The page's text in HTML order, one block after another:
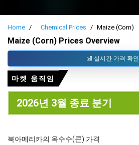
Home Chemical Prices Maize (Corn)
Maize (Corn) Prices Overview
실시간 가격 확인
마켓 움직임
2026년 3월 종료 분기
북아메리카의 옥수수(콘) 가격